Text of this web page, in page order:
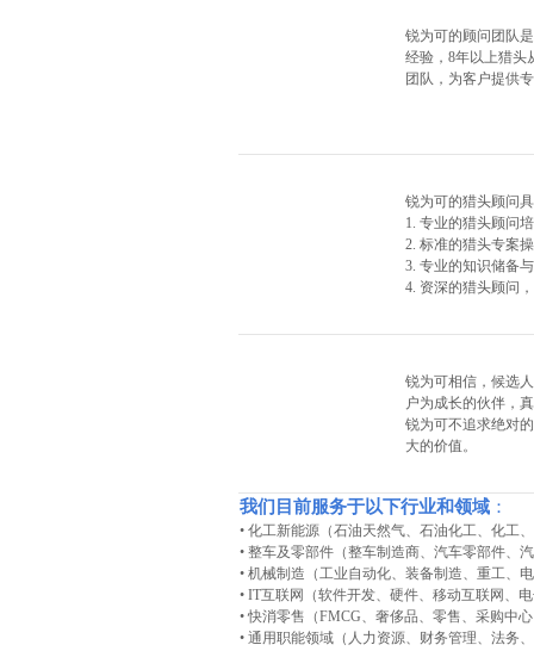
锐为可的顾问团队
经验，8年以上猎头
团队，为客户提供
锐为可的猎头顾问
1. 专业的猎头顾问
2. 标准的猎头专案
3. 专业的知识储备
4. 资深的猎头顾问
锐为可相信，候选
户为成长的伙伴，
锐为可不追求绝对
大的价值。
我们目前服务于以下行业和领域 ：
• 化工新能源（石油天然气、石油化工、化工
• 整车及零部件（整车制造商、汽车零部件、
• 机械制造（工业自动化、装备制造、重工、
• IT互联网
（软件开发、硬件、移动互联网 、
• 快消零售 （FMCG、奢侈品、零售、采购中心
• 通用职能领域（人力资源、财务管理、法务